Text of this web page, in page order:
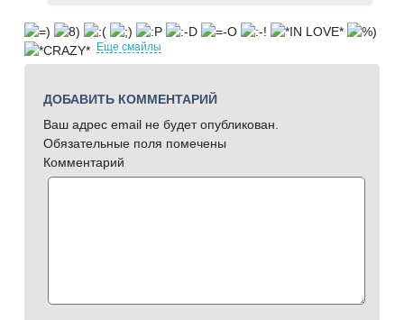
Еще смайлы
ДОБАВИТЬ КОММЕНТАРИЙ
Ваш адрес email не будет опубликован.
Обязательные поля помечены
Комментарий